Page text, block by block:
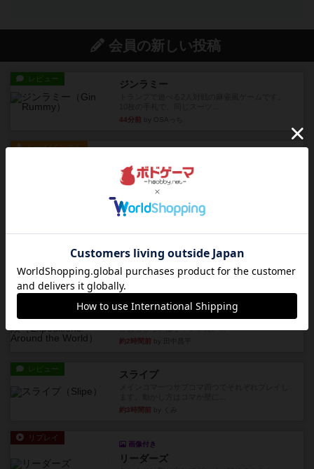
会員の新しい投稿
レビュー ジンラミー
44分前
ルール/インスト
フリップ７：復讐心とともに
概要Flip 7が復活しました――復讐を伴って!オリ
ジナルゲームの楽し...
約1時間前by jurong
アズール：シントラのステンドグラス
大好きなアズールシリーズ。ステンドグラスを作
っていきます✨1部より自由...
約2時間前by しんたろ
エクスペディション：世界を巡る冒険
クラマー氏の不朽の名作。新しいボードゲームほ
約2時間前
レビュー スライプ
約3時間前
リプレイ
画像付き
リーダーズ